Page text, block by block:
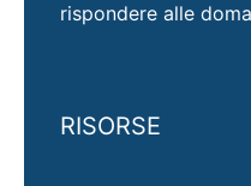
rispondere alle
RISORSE